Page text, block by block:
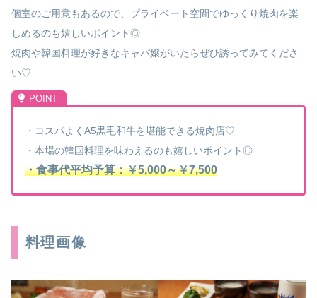
個室のご用意もあるので、プライベート空間でゆっくり焼肉を楽
しめるのも嬉しいポイント◎
焼肉や韓国料理が好きなキャバ嬢がいたらぜひ誘ってみてくださ
い♡
・コスパよくA5黒毛和牛を堪能できる焼肉店♡
・本場の韓国料理を味わえるのも嬉しいポイント◎
・食事代平均予算：￥5,000～￥7,500
料理画像